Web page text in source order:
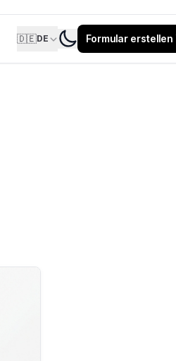
🇩🇪DE Formular erstellen